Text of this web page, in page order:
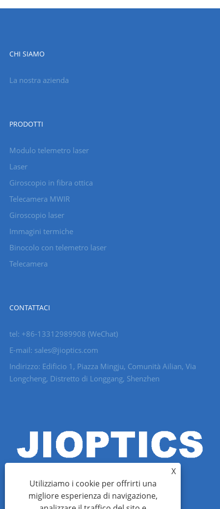
CHI SIAMO
La nostra azienda
PRODOTTI
Modulo telemetro laser
Laser
Giroscopio in fibra ottica
Telecamera MWIR
Giroscopio laser
Immagini termiche
Binocolo con telemetro laser
Telecamera
CONTATTACI
tel: +86-13312989908 (WeChat)
E-mail: sales@jioptics.com
Indirizzo: Edificio 1, Piazza Mingju, Comunità Ailian, Via
Longcheng, Distretto di Longgang, Shenzhen
X
Utilizziamo i cookie per offrirti una
migliore esperienza di navigazione,